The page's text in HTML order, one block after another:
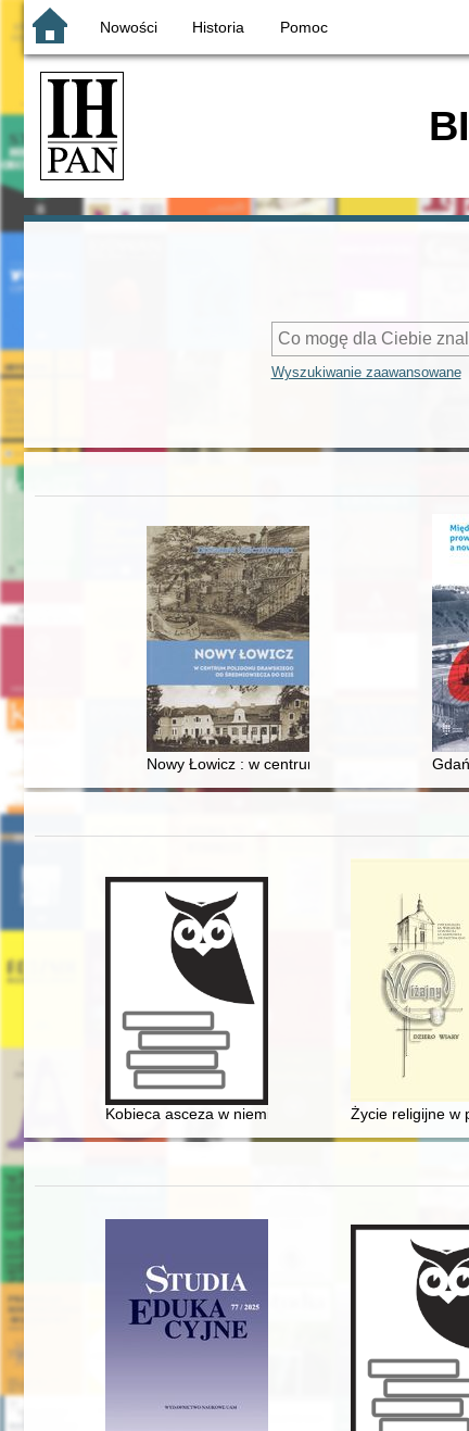
Nowości Historia Pomoc
Wyszukiwanie zaawansowane
Nowy Łowicz : w centrum poligonu drawskiego
Kobieca asceza w niemieckim pietyzmie naŻycie religijne w